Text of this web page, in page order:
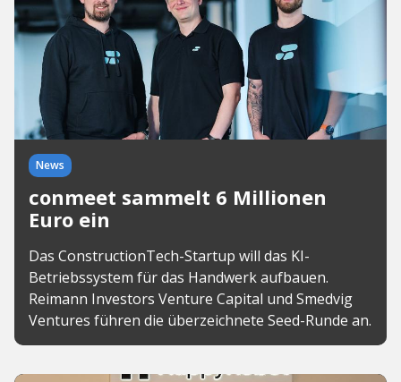
News
conmeet sammelt 6 Millionen
Euro ein
Das ConstructionTech-Startup will das KI-
Betriebssystem für das Handwerk aufbauen.
Reimann Investors Venture Capital und Smedvig
Ventures führen die überzeichnete Seed-Runde an.